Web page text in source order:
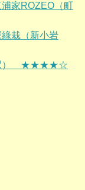
家ROZEO（町
栽（新小岩
駅） ★★★★☆